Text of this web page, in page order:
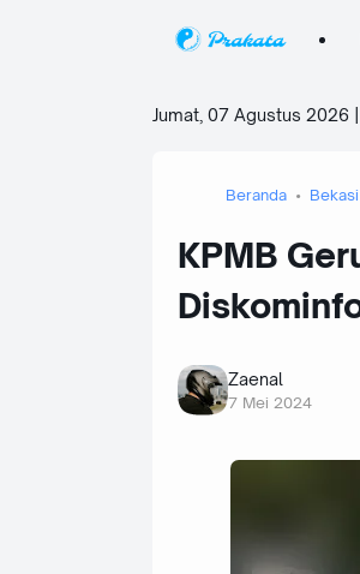
Jumat, 07 Agustus 2026
Beranda Bekasi
KPMB
Zaenal
7 Mei 2024